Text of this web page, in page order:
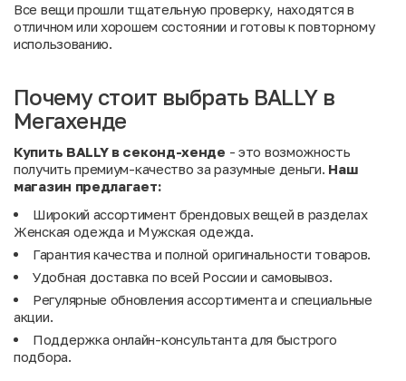
Все вещи прошли тщательную проверку, находятся в
отличном или хорошем состоянии и готовы к повторному
использованию.
Почему стоит выбрать BALLY в
Мегахенде
Купить BALLY в секонд-хенде - это возможность
получить премиум-качество за разумные деньги. Наш
магазин предлагает:
Широкий ассортимент брендовых вещей в разделах
Женская одежда и Мужская одежда.
Гарантия качества и полной оригинальности товаров.
Удобная доставка по всей России и самовывоз.
Регулярные обновления ассортимента и специальные
акции.
Поддержка онлайн-консультанта для быстрого
подбора.